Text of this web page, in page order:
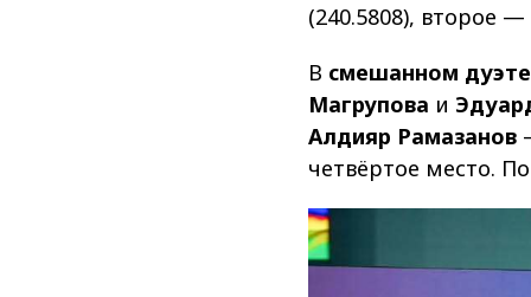
(240.5808), второе —
В смешанном
Магрупова и
Алдияр Рамазанов
четвёртое место.